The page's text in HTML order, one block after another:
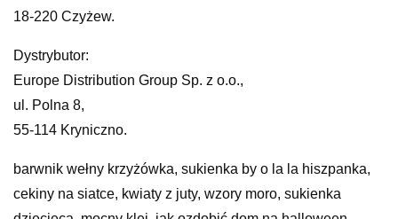
18-220 Czyżew.
Dystrybutor:
Europe Distribution Group Sp. z o.o.,
ul. Polna 8,
55-114 Kryniczno.
barwnik wełny krzyżówka, sukienka by o la la hiszpanka,
cekiny na siatce, kwiaty z juty, wzory moro, sukienka